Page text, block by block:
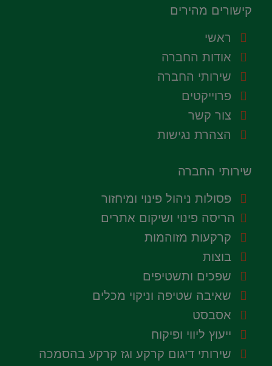
קישורים מהירים
ראשי
אודות החברה
שירותי החברה
פרוייקטים
צור קשר
הצהרת נגישות
שירותי החברה
פסולות ניהול פינוי ומיחזור
הריסה פינוי ושיקום אתרים
קרקעות מזוהמות
בוצות
שפכים ותשטיפים
שאיבה שטיפה וניקוי מכלים
אסבסט
ייעוץ ליווי ופיקוח
שירותי דיגום קרקע וגז קרקע בהסמכה